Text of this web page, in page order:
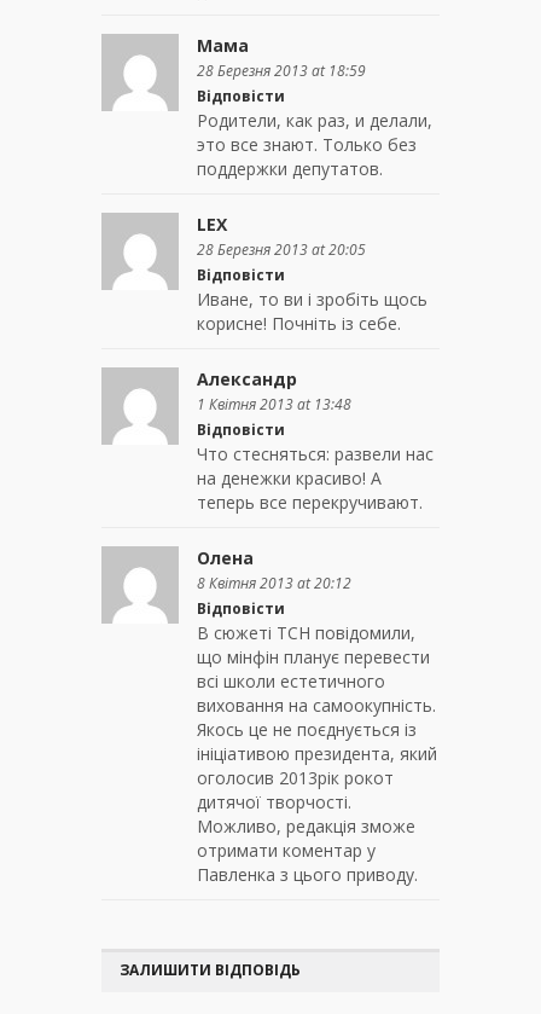
Мама
28 Березня 2013 at 18:59
Відповісти
Родители, как раз, и делали,
это все знают. Только без
поддержки депутатов.
LEX
28 Березня 2013 at 20:05
Відповісти
Иване, то ви і зробіть щось
корисне! Почніть із себе.
Александр
1 Квітня 2013 at 13:48
Відповісти
Что стесняться: развели нас
на денежки красиво! А
теперь все перекручивают.
Олена
8 Квітня 2013 at 20:12
Відповісти
В сюжеті ТСН повідомили,
що мінфін планує перевести
всі школи естетичного
виховання на самоокупність.
Якось це не поєднується із
ініціативою президента, який
оголосив 2013рік рокот
дитячої творчості.
Можливо, редакція зможе
отримати коментар у
Павленка з цього приводу.
ЗАЛИШИТИ ВІДПОВІДЬ